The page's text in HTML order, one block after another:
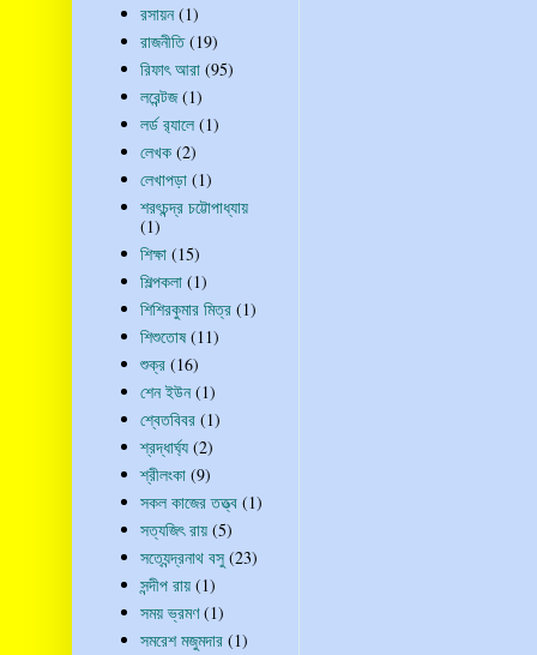
রসায়ন (1)
রাজনীতি (19)
রিফাৎ আরা (95)
লরেন্টজ (1)
লর্ড র‍্যালে (1)
লেখক (2)
লেখাপড়া (1)
শরৎচন্দ্র চট্টোপাধ্যায়
(1)
শিক্ষা (15)
শিল্পকলা (1)
শিশিরকুমার মিত্র (1)
শিশুতোষ (11)
শুক্র (16)
শেন ইউন (1)
শ্বেতবিবর (1)
শ্রদ্ধার্ঘ্য (2)
শ্রীলংকা (9)
সকল কাজের তত্ত্ব (1)
সত্যজিৎ রায় (5)
সত্যেন্দ্রনাথ বসু (23)
সন্দীপ রায় (1)
সময় ভ্রমণ (1)
সমরেশ মজুমদার (1)